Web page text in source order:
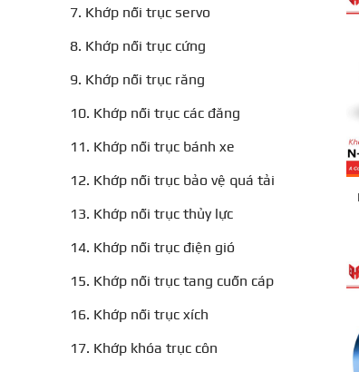
7. Khớp nối trục servo
8. Khớp nối trục cứng
9. Khớp nối trục răng
10. Khớp nối trục các đăng
11. Khớp nối trục bánh xe
12. Khớp nối trục bảo vệ quá tải
13. Khớp nối trục thủy lực
14. Khớp nối trục điện gió
15. Khớp nối trục tang cuốn cáp
16. Khớp nối trục xích
17. Khớp khóa trục côn